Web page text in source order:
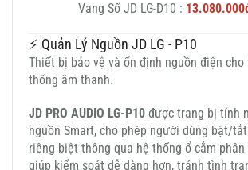
Vang Số JD LG-D10 :
⚡ Quản Lý Nguồn JD LG - P10
Thiết bị bảo vệ và ổn định nguồn điện cho
thống âm thanh.
JD PRO AUDIO LG-P10 được trang bị tính
nguồn Smart, cho phép người dùng bật/
riêng biệt thông qua hệ thống ổ cắm
giúp kiểm soát dễ dàng hơn, tránh tình